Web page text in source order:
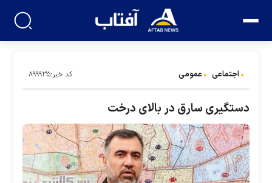
اجتماعی عمومی کد خبر:۸۹۹۹۳۵
دستگیری سارق در بالای درخت